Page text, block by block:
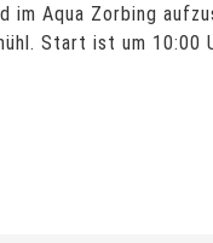
im Aqua Zorbing
Start ist um 10:00